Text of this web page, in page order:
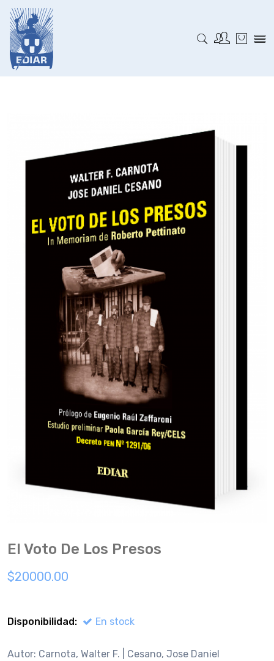
El Voto De Los Presos
$20000.00
Disponibilidad: En stock
Autor: Carnota, Walter F. | Cesano, Jose Daniel